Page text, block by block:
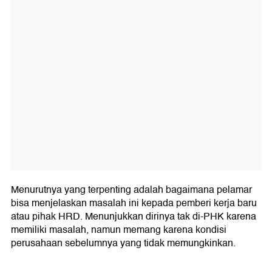
Menurutnya yang terpenting adalah bagaimana pelamar
bisa menjelaskan masalah ini kepada pemberi kerja baru
atau pihak HRD. Menunjukkan dirinya tak di-PHK karena
memiliki masalah, namun memang karena kondisi
perusahaan sebelumnya yang tidak memungkinkan.